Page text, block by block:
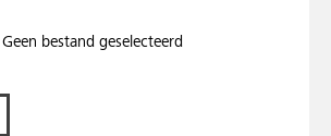
Geen bestand geselecteerd